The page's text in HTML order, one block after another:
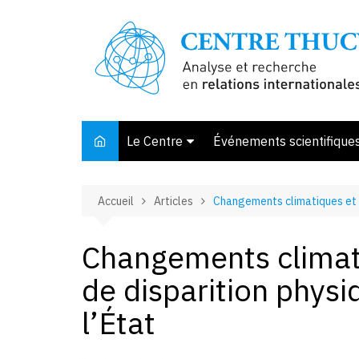
Le Centre
Membres et associés
Bibliothèque
Offre de stage
Événements
Accueil Articles Changements climatiques
Changements
de disparition
l’État